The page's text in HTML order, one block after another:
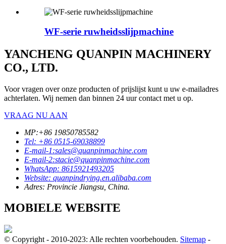
WF-serie ruwheidsslijpmachine
YANCHENG QUANPIN MACHINERY
CO., LTD.
Voor vragen over onze producten of prijslijst kunt u uw e-mailadres
achterlaten. Wij nemen dan binnen 24 uur contact met u op.
VRAAG NU AAN
MP:+86 19850785582
Tel: +86 0515-69038899
E-mail-1:sales@quanpinmachine.com
E-mail-2:stacie@quanpinmachine.com
WhatsApp: 8615921493205
Website: quanpindrying.en.alibaba.com
Adres: Provincie Jiangsu, China.
MOBIELE WEBSITE
© Copyright - 2010-2023: Alle rechten voorbehouden. Sitemap -